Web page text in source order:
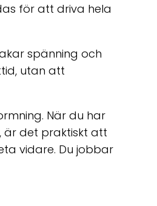
för att driva hela
spänning och
utan att
När du har
är det praktiskt att
vidare. Du jobbar